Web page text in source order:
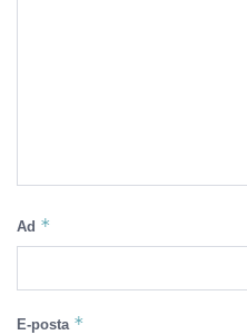
Ad *
E-posta *